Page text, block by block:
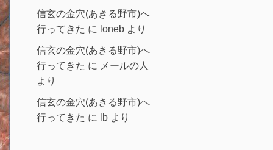
信玄の金穴(あきる野市)へ
行ってきた に loneb より
信玄の金穴(あきる野市)へ
行ってきた に メールの人
より
信玄の金穴(あきる野市)へ
行ってきた に lb より